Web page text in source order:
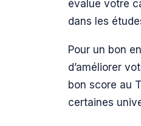
évalue votre
dans les
Pour un bon
d’améliorer
bon score au
certaines